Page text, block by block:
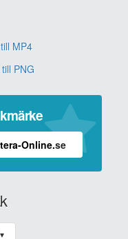
MP4
PNG
Online.se
▼